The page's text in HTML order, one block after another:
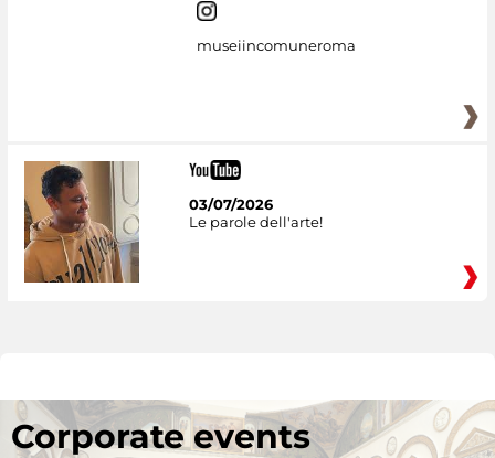
museiincomuneroma
03/07/2026
Le parole dell'arte!
Corporate events